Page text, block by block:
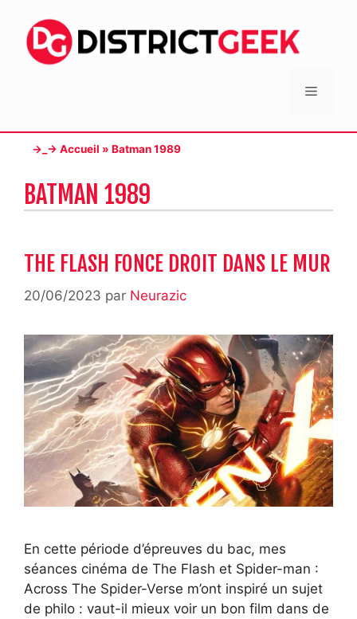
contenu
Menu
→_→ Accueil » Batman 1989
BATMAN 1989
THE FLASH FONCE DROIT DANS LE MUR
20/06/2023 par Neurazic
En cette période d’épreuves du bac, mes
séances cinéma de The Flash et Spider-man :
Across The Spider-Verse m’ont inspiré un sujet
de philo : vaut-il mieux voir un bon film dans de